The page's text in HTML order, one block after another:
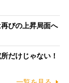
びの上昇局面へ
だけじゃない！